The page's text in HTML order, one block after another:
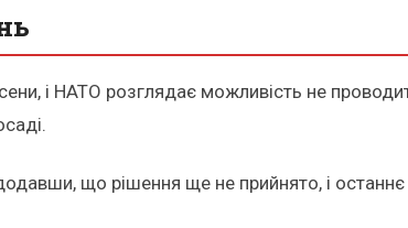
і НАТО розглядає можливість не
що рішення ще не прийнято, і